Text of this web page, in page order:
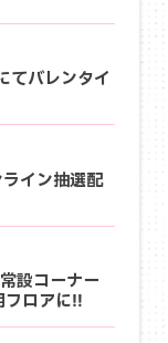
てバレンタイ
イン抽選配
設コーナー
フロアに‼️